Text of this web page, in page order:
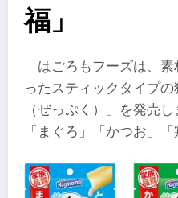
福」
はごろもフーズは、素
ったスティックタイプ
（ぜっぷく）」を発売
「まぐろ」「かつお」「